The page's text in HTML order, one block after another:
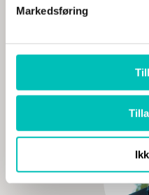
Markedsføring
Arkitektur,